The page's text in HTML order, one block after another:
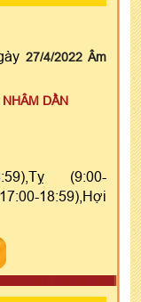
27/4/2022 Âm
NHÂM DẦN
(9:00-
18:59),Hợi